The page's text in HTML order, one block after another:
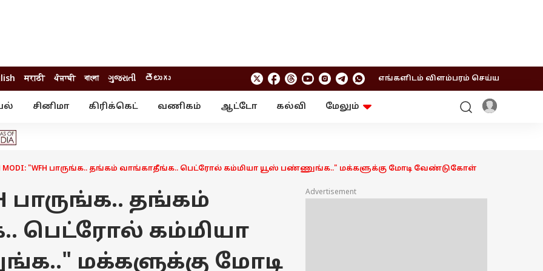
मराठी ਪੰਜਾਬੀ বাংলা ગુજરાતી తెలుగు எங்களிடம் விளம்பரம் செய்ய
சினிமா கிரிக்கெட் வணிகம் ஆட்டோ கல்வி
மேலும்
MODI: "WFH பாருங்க.. தங்கம் வாங்காதீங்க.. பெட்ரோல் கம்மியா யூஸ் பண்ணுங்க.." மக்களுக்கு மோடி வேண்டுகோள்
பாருங்க.. தங்கம்
பெட்ரோல் கம்மியா
மக்களுக்கு மோடி
Advertisement